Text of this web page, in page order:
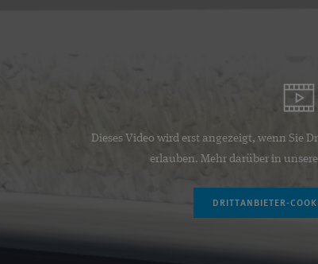
Dieses Video wird erst angezeigt, wenn Sie
erlauben. Mehr darüber in